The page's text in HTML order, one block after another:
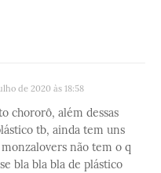
de 2020 às 18:58
chororô, além dessas
tb, ainda tem uns
não tem o q
bla bla bla de plástico